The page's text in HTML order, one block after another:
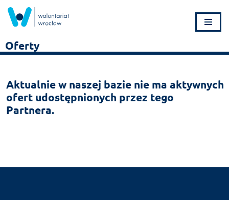
Przejdź
do
treści
Oferty
Aktualnie w naszej bazie nie ma aktywnych
ofert udostępnionych przez tego
Partnera.